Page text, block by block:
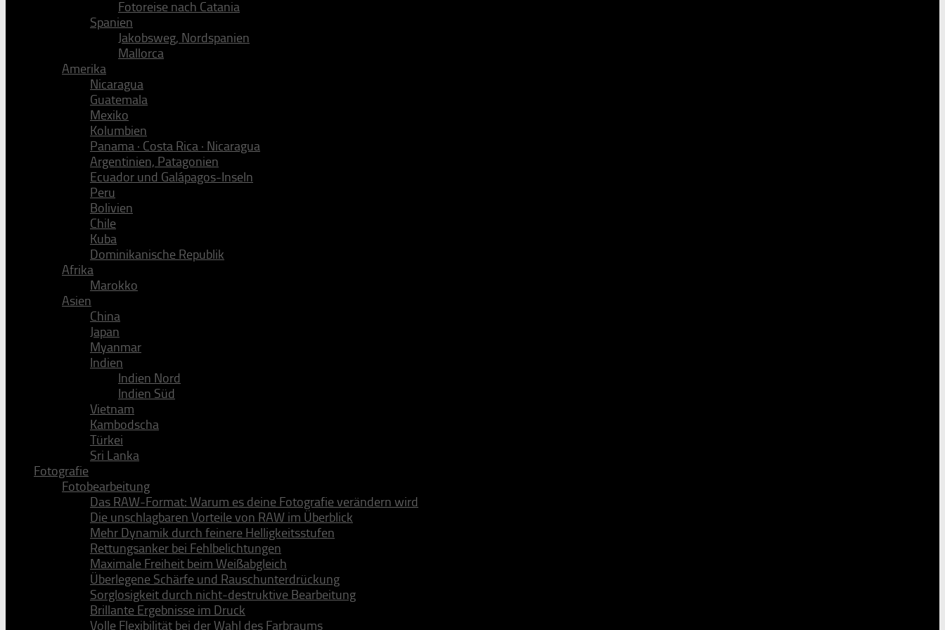
Fotoreise nach Catania
Spanien
Jakobsweg, Nordspanien
Mallorca
Amerika
Nicaragua
Guatemala
Mexiko
Kolumbien
Panama · Costa Rica · Nicaragua
Argentinien, Patagonien
Ecuador und Galápagos-Inseln
Peru
Bolivien
Chile
Kuba
Dominikanische Republik
Afrika
Marokko
Asien
China
Japan
Myanmar
Indien
Indien Nord
Indien Süd
Vietnam
Kambodscha
Türkei
Sri Lanka
Fotografie
Fotobearbeitung
Das RAW-Format: Warum es deine Fotografie verändern wird
Die unschlagbaren Vorteile von RAW im Überblick
Mehr Dynamik durch feinere Helligkeitsstufen
Rettungsanker bei Fehlbelichtungen
Maximale Freiheit beim Weißabgleich
Überlegene Schärfe und Rauschunterdrückung
Sorglosigkeit durch nicht-destruktive Bearbeitung
Brillante Ergebnisse im Druck
Volle Flexibilität bei der Wahl des Farbraums